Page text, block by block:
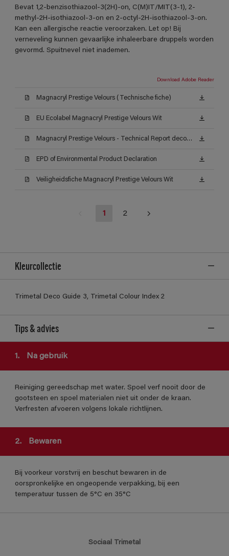
Bevat 1,2-benzisothiazool-3(2H)-on, C(M)IT/MIT(3-1), 2-
methyl-2H-isothiazool-3-on en 2-octyl-2H-isothiazool-3-on.
Kan een allergische reactie veroorzaken. Let op! Bij
verneveling kunnen gevaarlijke inhaleerbare druppels worden
gevormd. Spuitnevel niet inademen.
Download Adobe Reader
Magnacryl Prestige Velours (Technische fiche)
EU Ecolabel Magnacryl Prestige Velours Wit
Magnacryl Prestige Velours - Technical Report decontamineerbaarheid (Certificat)
EPD of Environmental Product Declaration
Veiligheidsfiche Magnacryl Prestige Velours Wit
1 2
Kleurcollectie
Trimetal Deco Guide 3, Trimetal Colour Index 2
Tips & advies
1. Na gebruik
Reiniging gereedschap met water. Spoel verf nooit door de
gootsteen en spoel materialen niet uit onder de kraan.
Verfresten afvoeren volgens lokale richtlijnen.
2. Bewaren
Bij voorkeur vorstvrij en beschut bewaren in de
oorspronkelijke en ongeopende verpakking, bij een
temperatuur tussen de 5°C en 35°C
Sociaal Trimetal